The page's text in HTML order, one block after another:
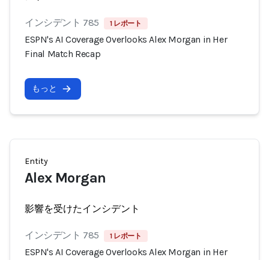
インシデント 785 1 レポート
ESPN's AI Coverage Overlooks Alex Morgan in Her
Final Match Recap
もっと
Entity
Alex Morgan
影響を受けたインシデント
インシデント 785 1 レポート
ESPN's AI Coverage Overlooks Alex Morgan in Her